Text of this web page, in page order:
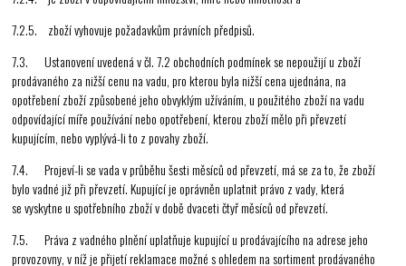
7.2.5. zboží vyhovuje požadavkům právních předpisů.
7.3. Ustanovení uvedená v čl. 7.2 obchodních podmínek se nepoužijí u zboží
prodávaného za nižší cenu na vadu, pro kterou byla nižší cena ujednána, na
opotřebení zboží způsobené jeho obvyklým užíváním, u použitého zboží na vadu
odpovídající míře používání nebo opotřebení, kterou zboží mělo při převzetí
kupujícím, nebo vyplývá-li to z povahy zboží.
7.4. Projeví-li se vada v průběhu šesti měsíců od převzetí, má se za to, že zboží
bylo vadné již při převzetí. Kupující je oprávněn uplatnit právo z vady, která
se vyskytne u spotřebního zboží v době dvaceti čtyř měsíců od převzetí.
7.5. Práva z vadného plnění uplatňuje kupující u prodávajícího na adrese jeho
provozovny, v níž je přijetí reklamace možné s ohledem na sortiment prodávaného